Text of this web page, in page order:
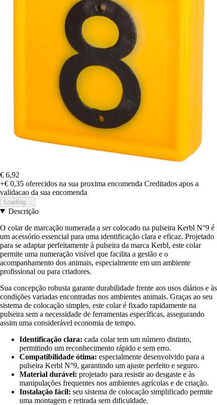
€ 6,92
+€ 0,35 oferecidos na sua proxima encomenda Creditados apos a
validacao da sua encomenda
Loading...
Descrição
O colar de marcação numerada a ser colocado na pulseira Kerbl N°9 é
um acessório essencial para uma identificação clara e eficaz. Projetado
para se adaptar perfeitamente à pulseira da marca Kerbl, este colar
permite uma numeração visível que facilita a gestão e o
acompanhamento dos animais, especialmente em um ambiente
profissional ou para criadores.
Sua concepção robusta garante durabilidade frente aos usos diários e às
condições variadas encontradas nos ambientes animais. Graças ao seu
sistema de colocação simples, este colar é fixado rapidamente na
pulseira sem a necessidade de ferramentas específicas, assegurando
assim uma considerável economia de tempo.
Identificação clara: cada colar tem um número distinto,
permitindo um reconhecimento rápido e sem erro.
Compatibilidade ótima: especialmente desenvolvido para a
pulseira Kerbl N°9, garantindo um ajuste perfeito e seguro.
Material durável: projetado para resistir ao desgaste e às
manipulações frequentes nos ambientes agrícolas e de criação.
Instalação fácil: seu sistema de colocação simplificado permite
uma montagem e retirada sem dificuldade.